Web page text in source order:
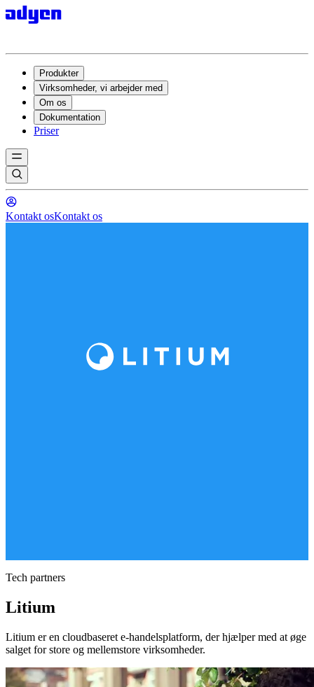
Produkter
Virksomheder, vi arbejder med
Om os
Dokumentation
Priser
Kontakt osKontakt os
Tech partners
Litium
Litium er en cloudbaseret e-handelsplatform, der hjælper med at øge
salget for store og mellemstore virksomheder.